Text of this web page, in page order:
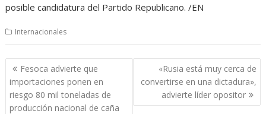
posible candidatura del Partido Republicano. /EN
Internacionales
Navegación
de
entradas
Fesoca advierte que
importaciones ponen en
riesgo 80 mil toneladas de
producción nacional de caña
«Rusia está muy cerca de
convertirse en una dictadura»,
advierte líder opositor